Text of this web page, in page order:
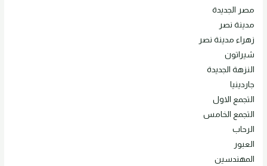
مصر الجديدة
مدينة نصر
زهراء مدينة نصر
شيراتون
النزهة الجديدة
جاردينيا
التجمع الاول
التجمع الخامس
الرحاب
العبور
المهندسين